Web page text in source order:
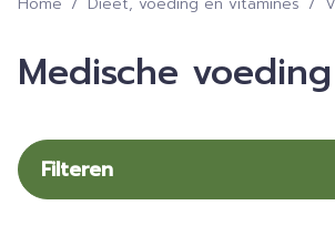
Medische
Filteren